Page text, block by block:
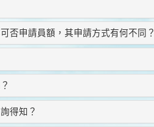
否申請員額，其申請方式有何不同？
得知？